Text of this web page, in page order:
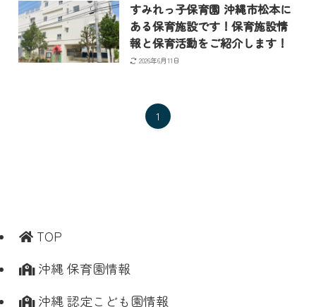
すみれっ子保育園 沖縄市松本に
ある保育施設です！保育施設情
報と保育活動をご紹介します！
2026年6月11日
1
TOP
沖縄 保育園情報
沖縄 認定こども園情報